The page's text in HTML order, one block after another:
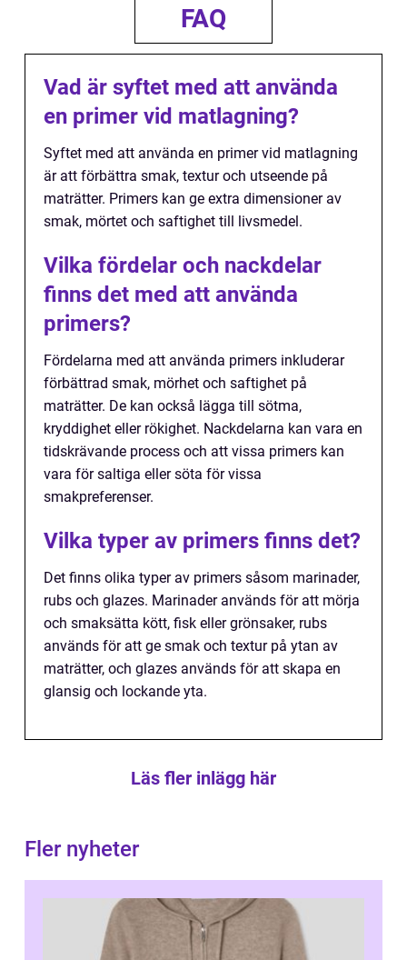
FAQ
Vad är syftet med att använda
en primer vid matlagning?
Syftet med att använda en primer vid matlagning
är att förbättra smak, textur och utseende på
maträtter. Primers kan ge extra dimensioner av
smak, mörtet och saftighet till livsmedel.
Vilka fördelar och nackdelar
finns det med att använda
primers?
Fördelarna med att använda primers inkluderar
förbättrad smak, mörhet och saftighet på
maträtter. De kan också lägga till sötma,
kryddighet eller rökighet. Nackdelarna kan vara en
tidskrävande process och att vissa primers kan
vara för saltiga eller söta för vissa
smakpreferenser.
Vilka typer av primers finns det?
Det finns olika typer av primers såsom marinader,
rubs och glazes. Marinader används för att mörja
och smaksätta kött, fisk eller grönsaker, rubs
används för att ge smak och textur på ytan av
maträtter, och glazes används för att skapa en
glansig och lockande yta.
Läs fler inlägg här
Fler nyheter